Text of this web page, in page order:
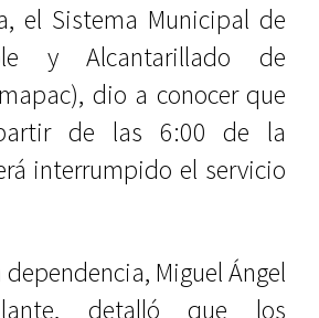
el Sistema Municipal de
y Alcantarillado de
dio a conocer que
de las 6:00 de la
interrumpido el servicio
Miguel Ángel
detalló que los